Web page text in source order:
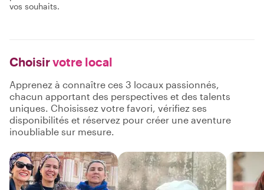
vos souhaits.
Choisirvotre local
Apprenez à connaître ces 3 locaux passionnés,
chacun apportant des perspectives et des talents
uniques. Choisissez votre favori, vérifiez ses
disponibilités et réservez pour créer une aventure
inoubliable sur mesure.